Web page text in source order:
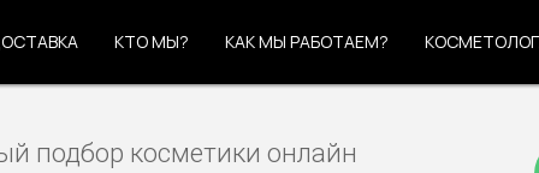
подбор косметики онлайн
КТО МЫ? КАК МЫ РАБОТАЕМ?
КТО МЫ? КАК МЫ РАБОТАЕМ?